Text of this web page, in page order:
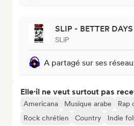
SLIP - BETTER DAYS
SLiP
A partagé sur ses
Elle·il ne veut surtout pas
Americana Musique arabe
Rap
Rock chrétien
Country Indie